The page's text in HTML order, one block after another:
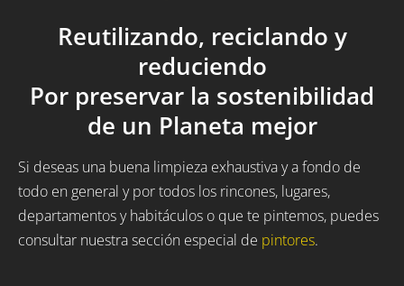
Reutilizando, reciclando y
reduciendo
Por preservar la sostenibilidad
de un Planeta mejor
Si deseas una buena limpieza exhaustiva y a fondo de
todo en general y por todos los rincones, lugares,
departamentos y habitáculos o que te pintemos, puedes
consultar nuestra sección especial de pintores.